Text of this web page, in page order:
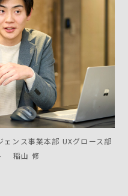
ンス事業本部 UXグロース部
稲山 修